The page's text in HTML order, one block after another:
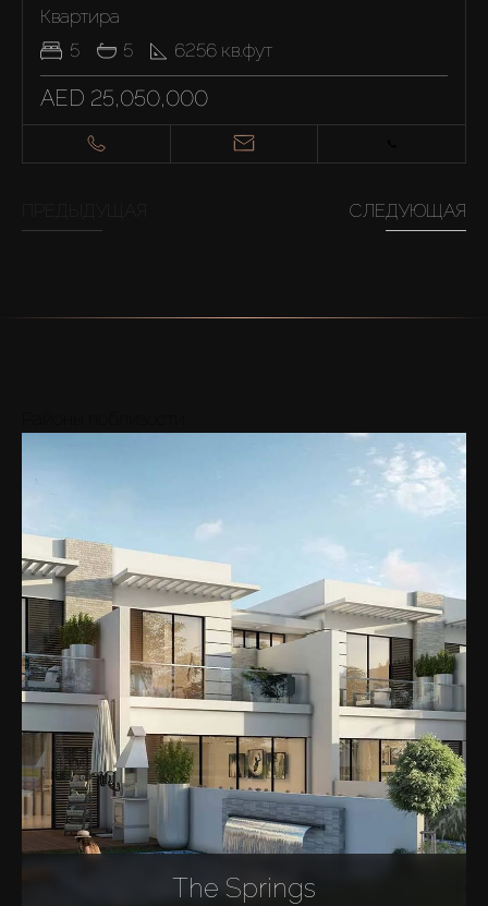
Квартира
5
5 6256 кв.фут
AED 25,050,000
СЛЕДУЮЩАЯ
The Springs